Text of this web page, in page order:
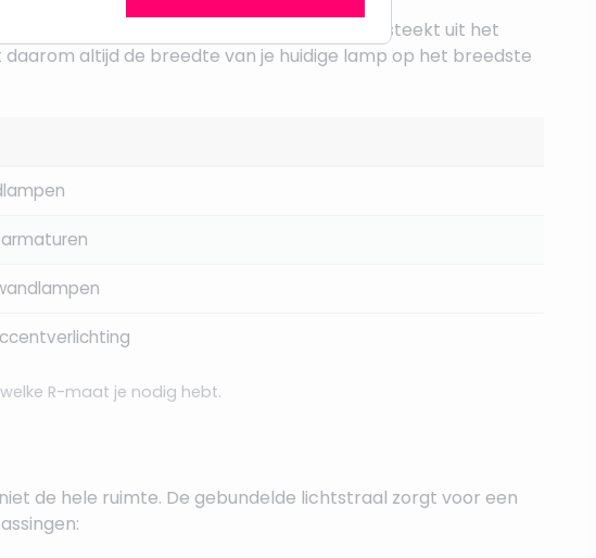
niet altijd past — de lamp is te breed en steekt uit het
altijd de breedte van je huidige lamp op het breedste
R-maat je nodig hebt.
de hele ruimte. De gebundelde lichtstraal zorgt voor een